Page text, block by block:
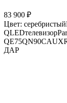
83 900 ₽
Цвет:
ДАР